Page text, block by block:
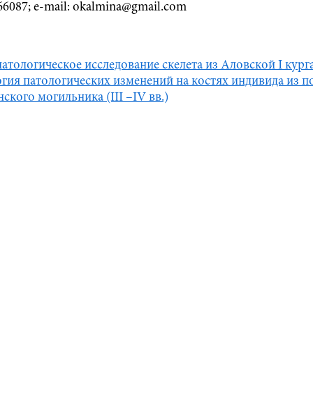
e-mail: okalmina@gmail.com
исследование скелета из Аловской I
патологических изменений на костях индивида из
могильника (III –IV вв.)